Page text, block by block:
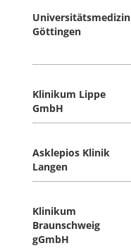
Universitätsmedizin
Göttingen
Klinikum Lippe
GmbH
Asklepios Klinik
Langen
Klinikum
Braunschweig
gGmbH